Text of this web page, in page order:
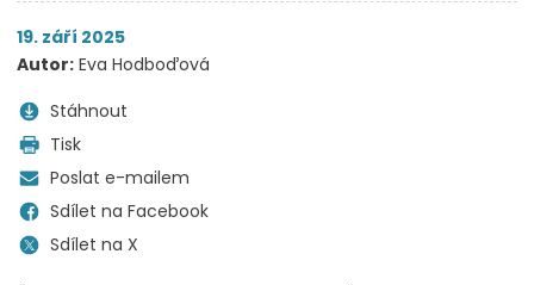
19. září 2025
Autor: Eva Hodboďová
Stáhnout
Tisk
Poslat e-mailem
Sdílet na Facebook
Sdílet na X